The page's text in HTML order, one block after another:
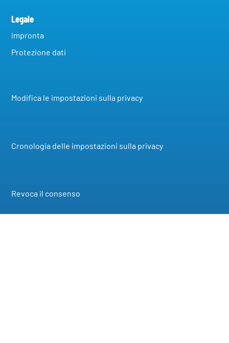
Legale
impronta
Protezione dati
Modifica le impostazioni sulla privacy
Cronologia delle impostazioni sulla privacy
Revoca il consenso